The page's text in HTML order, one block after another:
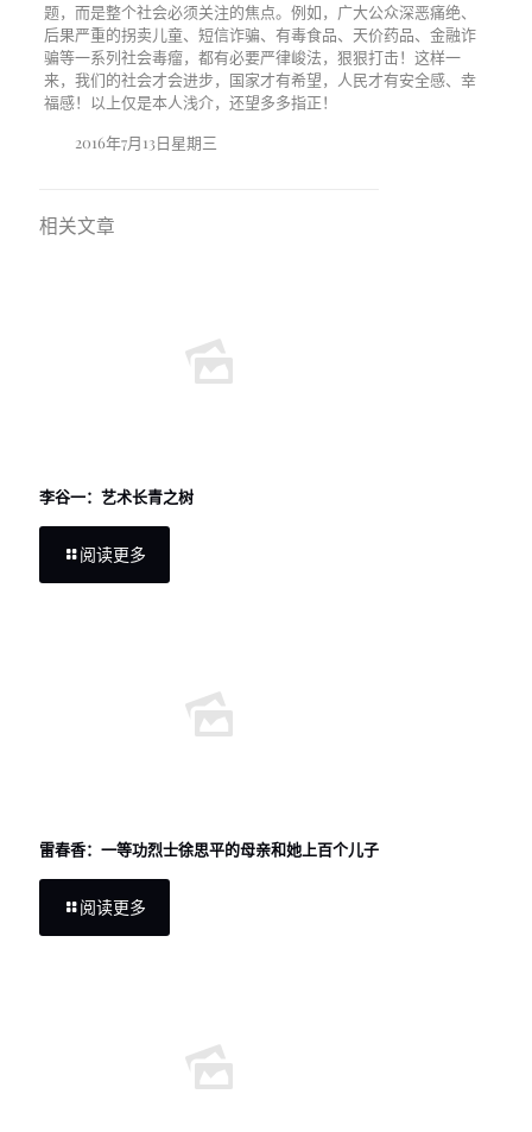
题，而是整个社会必须关注的焦点。例如，广大公众深恶痛绝、
后果严重的拐卖儿童、短信诈骗、有毒食品、天价药品、金融诈
骗等一系列社会毒瘤，都有必要严律峻法，狠狠打击！这样一
来，我们的社会才会进步，国家才有希望，人民才有安全感、幸
福感！以上仅是本人浅介，还望多多指正！
2016年7月13日星期三
相关文章
李谷一：艺术长青之树
阅读更多
雷春香：一等功烈士徐思平的母亲和她上百个儿子
阅读更多